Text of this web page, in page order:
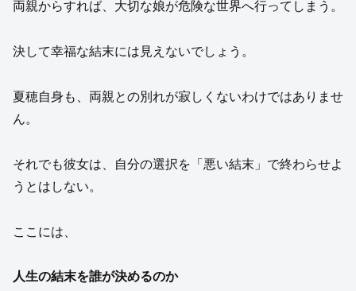
両親からすれば、大切な娘が危険な世界へ行ってしまう。
決して幸福な結末には見えないでしょう。
夏穂自身も、両親との別れが寂しくないわけではありませ
ん。
それでも彼女は、自分の選択を「悪い結末」で終わらせよ
うとはしない。
ここには、
人生の結末を誰が決めるのか